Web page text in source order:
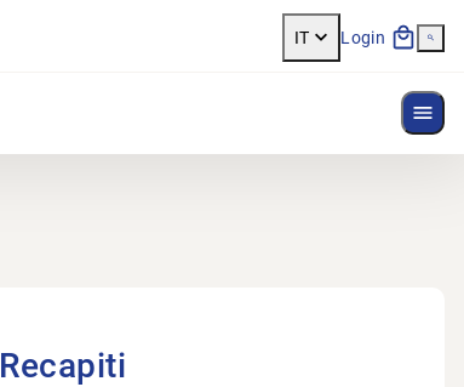
IT Login
Recapiti